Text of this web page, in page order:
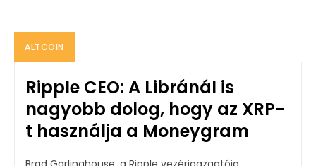
ALTCOIN
Ripple CEO: A Libránál is
nagyobb dolog, hogy az XRP-
t használja a Moneygram